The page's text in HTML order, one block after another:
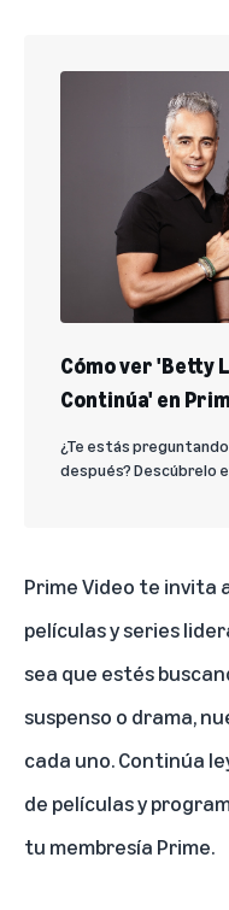
Cómo ver 'Betty
Continúa' en
¿Te estás
después? Descúbrelo
Prime Video te invita
películas y series
sea que estés
suspenso o drama,
cada uno. Continúa
de películas y
tu membresía Prime.